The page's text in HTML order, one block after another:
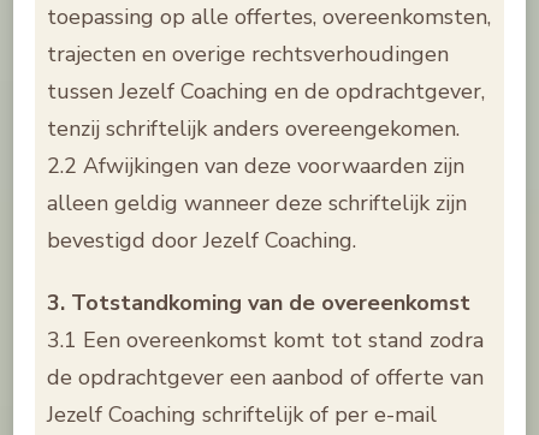
toepassing op alle offertes, overeenkomsten,
trajecten en overige rechtsverhoudingen
tussen Jezelf Coaching en de opdrachtgever,
tenzij schriftelijk anders overeengekomen.
2.2 Afwijkingen van deze voorwaarden zijn
alleen geldig wanneer deze schriftelijk zijn
bevestigd door Jezelf Coaching.
3. Totstandkoming van de overeenkomst
3.1 Een overeenkomst komt tot stand zodra
de opdrachtgever een aanbod of offerte van
Jezelf Coaching schriftelijk of per e-mail